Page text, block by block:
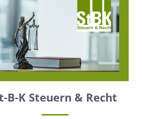
B-K Steuern & Recht